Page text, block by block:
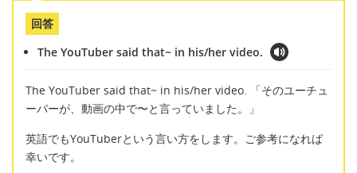
回答
The YouTuber said that~ in his/her video.
The YouTuber said that~ in his/her video. 「そのユーチュ
ーバーが、動画の中で〜と言っていました。」
英語でもYouTuberという言い方をします。ご参考になれば
幸いです。